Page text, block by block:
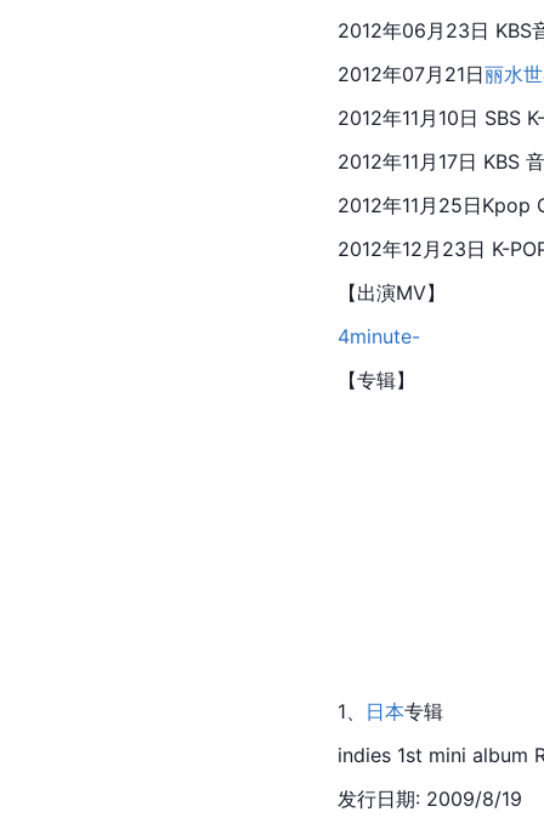
2012年06月23日 KBS
2012年07月21日丽水
2012年11月10日 SBS
2012年11月17日 KBS
2012年11月25日Kpop
2012年12月23日 K-
【出演MV】
4minute-
【专辑】
1、 日本专辑
indies 1st mini album
发行日期: 2009/8/19